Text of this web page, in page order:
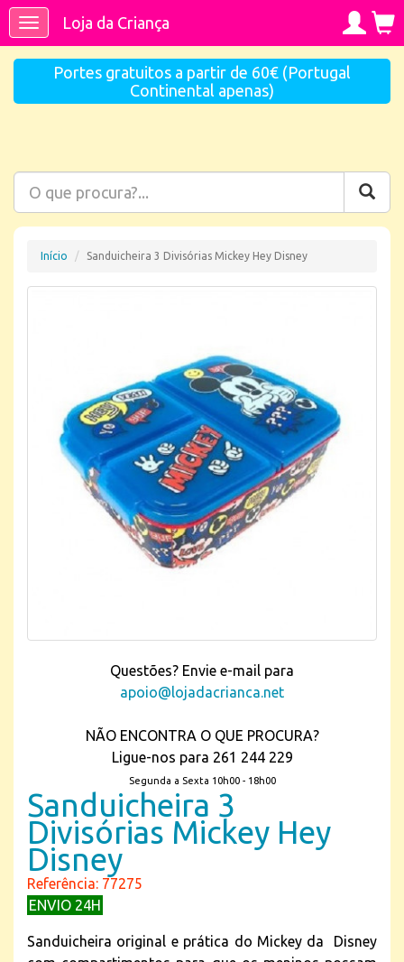
ToggleLoja da Criança
Portes gratuitos a partir de 60€ (Portugal
Continental apenas)
Início Sanduicheira 3 Divisórias Mickey Hey Disney
Questões? Envie e-mail para
apoio@lojadacrianca.net
NÃO ENCONTRA O QUE PROCURA?
Ligue-nos para 261 244 229
Segunda a Sexta 10h00 - 18h00
Sanduicheira 3
Divisórias Mickey Hey
Disney
Referência: 77275
ENVIO 24H
Sanduicheira original e prática do Mickey da Disney